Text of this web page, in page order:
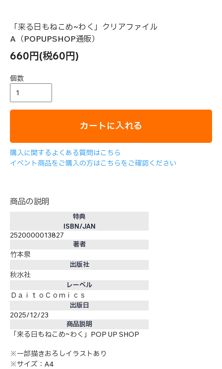
「来る日もねこめ~わく」クリアファイル
A（POPUPSHOP通販）
660円(税60円)
個数
カートに入れる
購入に関するよくある質問はこちら
イベント商品をご購入の方はこちらをご確認ください
商品の説明
特典
ISBN/JAN
2520000013827
著者
竹本泉
出版社
秋水社
レーベル
ＤａｉｔｏＣｏｍｉｃｓ
出版日
2025/12/23
商品説明
「来る日もねこめ~わく」POP UP SHOP
※一部描きおろしイラストあり
※サイズ：A4